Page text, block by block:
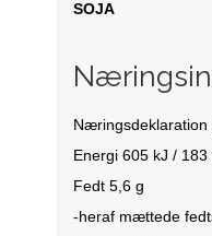
SOJA
Næringsdeklaration
Energi 605 kJ / 183
Fedt 5,6 g
-heraf mættede